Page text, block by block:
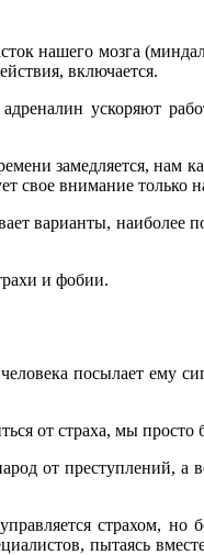
нашего мозга
включается.
ускоряют
замедляется, нам
свое внимание только
варианты, наиболее
и фобии.
посылает ему
от страха, мы просто
от преступлений, а
страхом, но
пытаясь